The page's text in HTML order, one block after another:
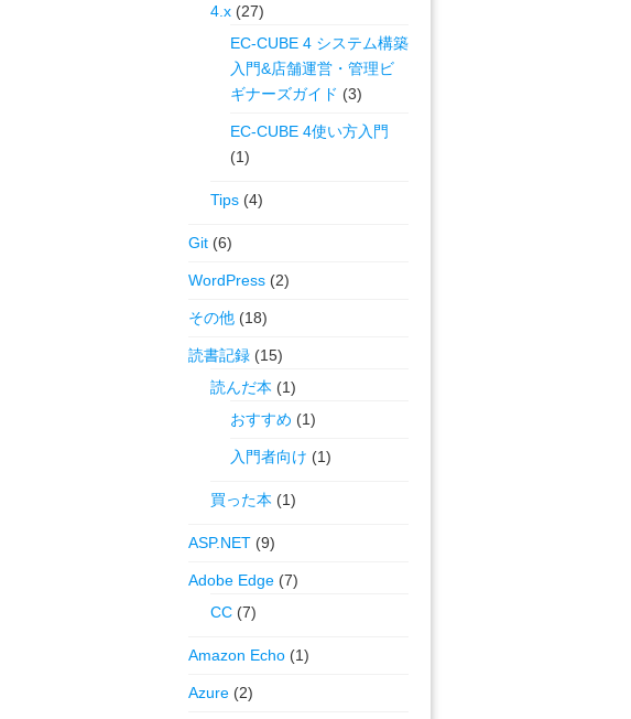
4.x (27)
EC-CUBE 4 システム構築
入門&店舗運営・管理ビ
ギナーズガイド (3)
EC-CUBE 4使い方入門
(1)
Tips (4)
Git (6)
WordPress (2)
その他 (18)
読書記録 (15)
読んだ本 (1)
おすすめ (1)
入門者向け (1)
買った本 (1)
ASP.NET (9)
Adobe Edge (7)
CC (7)
Amazon Echo (1)
Azure (2)